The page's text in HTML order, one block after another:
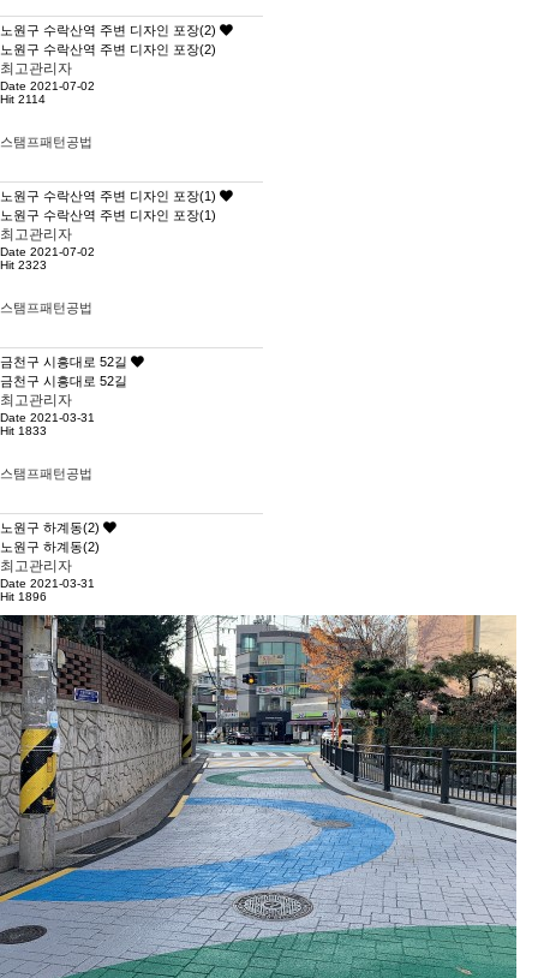
노원구 수락산역 주변 디자인 포장(2)
노원구 수락산역 주변 디자인 포장(2)
최고관리자
Date 2021-07-02
Hit 2114
스탬프패턴공법
노원구 수락산역 주변 디자인 포장(1)
노원구 수락산역 주변 디자인 포장(1)
최고관리자
Date 2021-07-02
Hit 2323
스탬프패턴공법
금천구 시흥대로 52길
금천구 시흥대로 52길
최고관리자
Date 2021-03-31
Hit 1833
스탬프패턴공법
노원구 하계동(2)
노원구 하계동(2)
최고관리자
Date 2021-03-31
Hit 1896